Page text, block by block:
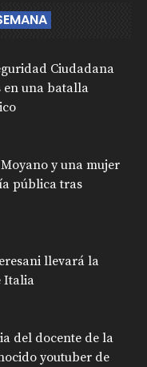
Ciudadana
una batalla
y una mujer
pública tras
llevará la
Italia
del docente de la
youtuber de